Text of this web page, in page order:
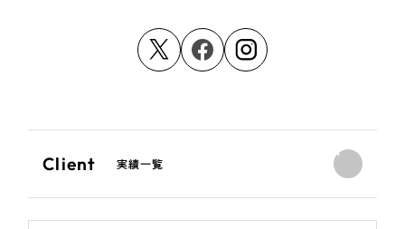
Client 実績一覧